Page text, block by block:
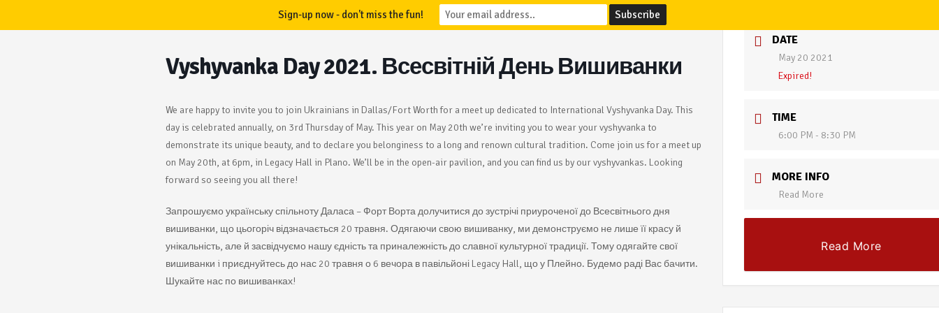
Vyshyvanka Day 2021. Всесвітній День Вишиванки
We are happy to invite you to join Ukrainians in Dallas/Fort Worth for a meet up dedicated to International Vyshyvanka Day. This
day is celebrated annually, on 3rd Thursday of May. This year on May 20th we’re inviting you to wear your vyshyvanka to
demonstrate its unique beauty, and to declare you belonginess to a long and renown cultural tradition. Come join us for a meet up
on May 20th, at 6pm, in Legacy Hall in Plano. We’ll be in the open-air pavilion, and you can find us by our vyshyvankas. Looking
forward so seeing you all there!
Запрошуємо українську спільноту Даласа – Форт Ворта долучитися до зустрічі приуроченої до Всесвітнього дня
вишиванки, що цьогоріч відзначається 20 травня. Одягаючи свою вишиванку, ми демонструємо не лише її красу й
унікальність, але й засвідчуємо нашу єдність та приналежність до славної культурної традиції. Тому одягайте свої
вишиванки i приєднуйтесь до нас 20 травня о 6 вечора в павільйоні Legacy Hall, що у Плейно. Будемо раді Вас бачити.
Шукайте нас по вишиванках!
DATE
May 20 2021
Expired!
TIME
6:00 PM - 8:30 PM
MORE INFO
Read More
Read More
Sign-up now - don't miss the fun!